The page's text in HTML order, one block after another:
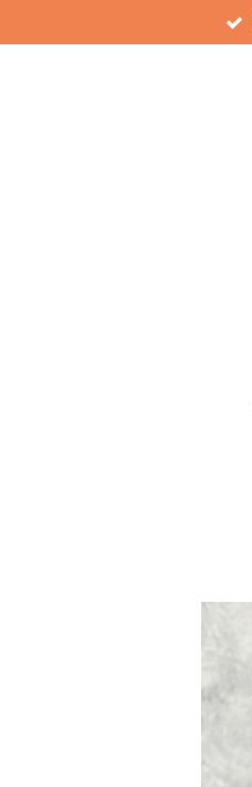
Hauptinhalt